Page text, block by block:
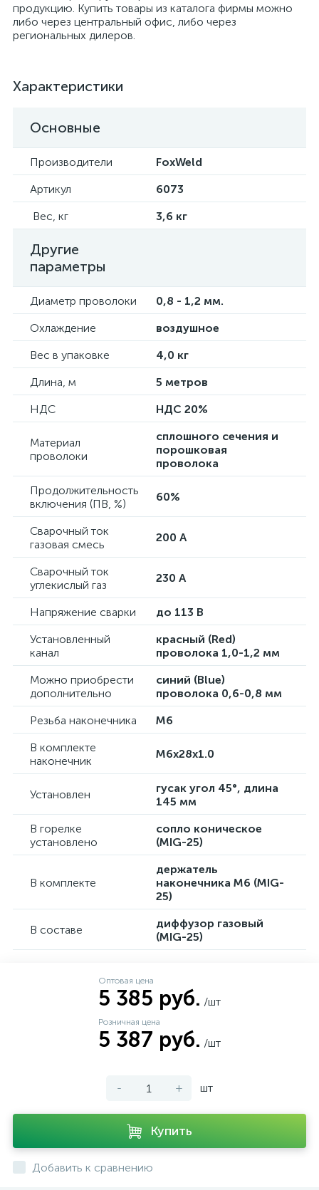
продукцию. Купить товары из каталога фирмы можно
либо через центральный офис, либо через
региональных дилеров.
Характеристики
Основные
Производители
FoxWeld
Артикул
6073
Вес, кг
3,6 кг
Другие
параметры
Диаметр проволоки
0,8 - 1,2 мм.
Охлаждение
воздушное
Вес в упаковке
4,0 кг
Длина, м
5 метров
НДС
НДС 20%
Материал
проволоки
сплошного сечения и
порошковая
проволока
Продолжительность
включения (ПВ, %)
60%
Сварочный ток
газовая смесь
200 А
Сварочный ток
углекислый газ
230 А
Напряжение сварки
до 113 В
Установленный
канал
красный (Red)
проволока 1,0-1,2 мм
Можно приобрести
дополнительно
синий (Blue)
проволока 0,6-0,8 мм
Резьба наконечника
М6
В комплекте
наконечник
М6х28х1.0
Установлен
гусак угол 45°, длина
145 мм
В горелке
установлено
сопло коническое
(MIG-25)
В комплекте
держатель
наконечника М6 (MIG-
25)
В составе
диффузор газовый
(MIG-25)
Оптовая цена
5 385 руб. /шт
Розничная цена
5 387 руб. /шт
- + шт
Купить
Добавить к сравнению